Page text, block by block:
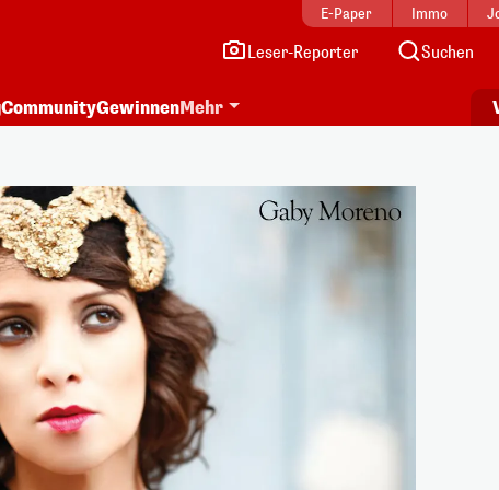
E-Paper Immo
Leser-Reporter Suchen
CommunityGewinnenMehr